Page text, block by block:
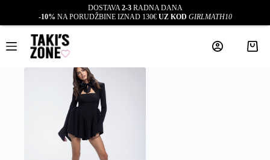
DOSTAVA2-3RADNA DANA
-10% NA PORUDŽBINE IZNAD 130€ UZ KOD GIRLMATH10